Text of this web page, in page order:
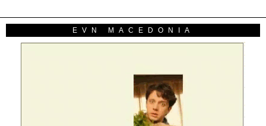
EVN MACEDONIA